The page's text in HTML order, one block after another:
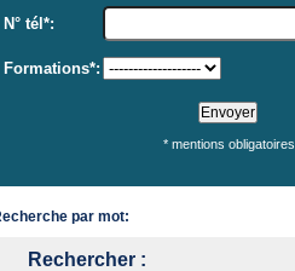
N° tél*:
Formations*:
* mentions obligatoires
par mot:
Rechercher :